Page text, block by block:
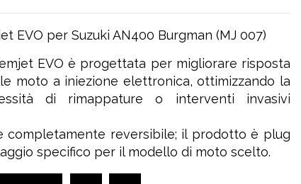
EVO per Suzuki AN400 Burgman (MJ 007)
EVO è progettata per migliorare risposta
moto a iniezione elettronica, ottimizzando la
di rimappature o interventi invasivi
completamente reversibile; il prodotto è plug
specifico per il modello di moto scelto.